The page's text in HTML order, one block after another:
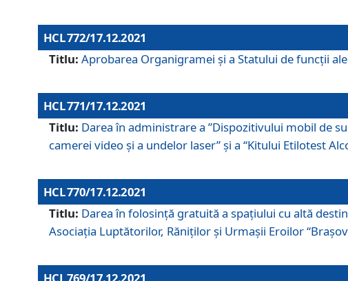
HCL 772/17.12.2021
Titlu: Aprobarea Organigramei şi a Statului de funcţii ale
HCL 771/17.12.2021
Titlu: Darea în administrare a ”Dispozitivului mobil de
camerei video și a undelor laser” și a “Kitului Etilotest
HCL 770/17.12.2021
Titlu: Darea în folosinţă gratuită a spaţiului cu altă
Asociaţia Luptătorilor, Răniţilor şi Urmaşii Eroilor